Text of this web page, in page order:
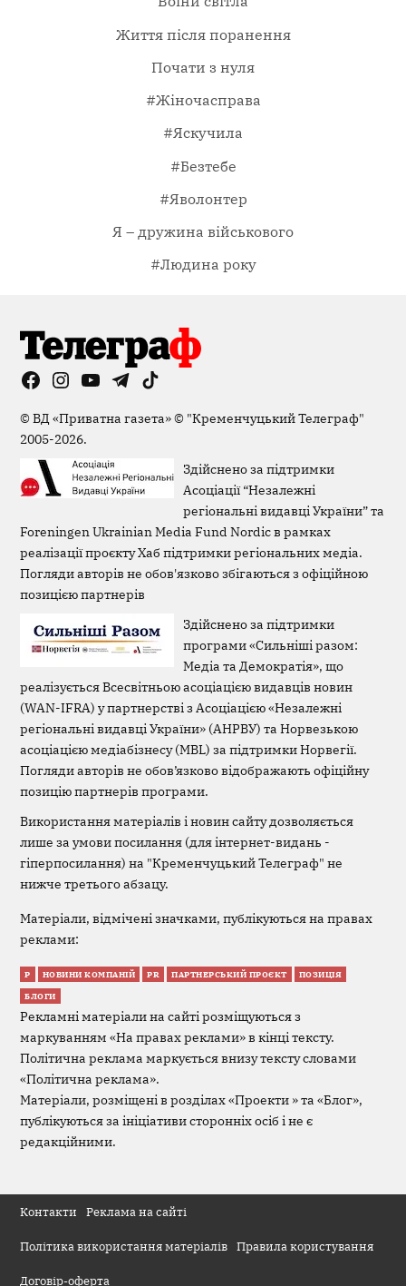
Життя після поранення
Почати з нуля
#Жіночасправа
#Яскучила
#Безтебе
#Яволонтер
Я – дружина військового
#Людина року
FacebookInstagram
YouTubeTelegramTikTok
©ВД «Приватна газета»© "Кременчуцький Телеграф"
2005-2026.
Здійснено за підтримки
Асоціації “Незалежні
регіональні видавці України” та
Foreningen Ukrainian Media Fund Nordic в рамках
реалізації проєкту Хаб підтримки регіональних медіа.
Погляди авторів не обов'язково збігаються з офіційною
позицією партнерів
Здійснено за підтримки
програми «Сильніші разом:
Медіа та Демократія», що
реалізується Всесвітньою асоціацією видавців новин
(WAN-IFRA) у партнерстві з Асоціацією «Незалежні
регіональні видавці України» (АНРВУ) та Норвезькою
асоціацією медіабізнесу (MBL) за підтримки Норвегії.
Погляди авторів не обов’язково відображають офіційну
позицію партнерів програми.
Використання матеріалів і новин сайту дозволяється
лише за умови посилання (для інтернет-видань -
гіперпосилання) на "Кременчуцький Телеграф" не
нижче третього абзацу.
Матеріали, відмічені значками, публікуються на правах
реклами:
Р НОВИНИ КОМПАНІЙ PR ПАРТНЕРСЬКИЙ ПРОЄКТ ПОЗИЦІЯ
БЛОГИ
Рекламні матеріали на сайті розміщуються з
маркуванням «На правах реклами» в кінці тексту.
Політична реклама маркується внизу тексту словами
«Політична реклама».
Матеріали, розміщені в розділах «Проекти » та «Блог»,
публікуються за ініціативи сторонніх осіб і не є
редакційними.
Контакти Реклама на сайті
Політика використання матеріалів Правила користування
Договір-оферта